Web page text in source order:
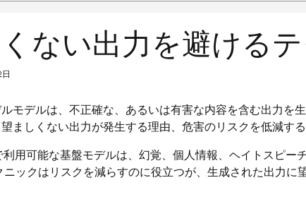
ない出力を避ける
モデルは、不正確な、あるいは有害な内容を含む出力を
ましくない出力が発生する理由、危害のリスクを低減す
用可能な基盤モデルは、幻覚、個人情報、ヘイトスピー
ニックはリスクを減らすのに役立つが、生成された出力